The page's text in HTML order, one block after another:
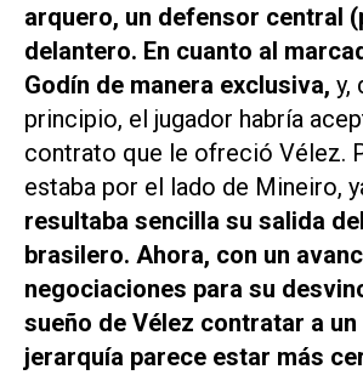
arquero, un defensor central
delantero. En cuanto al
Godín de manera exclusiva, y,
principio, el jugador habría
contrato que le ofreció Vélez.
estaba por el lado de Mineiro,
resultaba sencilla su salida
brasilero. Ahora, con un
negociaciones para su
sueño de Vélez contratar a
jerarquía parece estar más